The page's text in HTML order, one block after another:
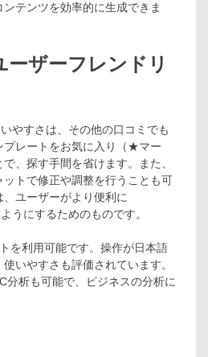
テンツを効率的に生成できま
ーザーフレンドリ
やすさは、その他の口コミでも
プレートをお気に入り（★マー
、探す手間を省けます。また、
トで修正や調整を行うことも可
ユーザーがより便利に
うにするためのものです。
を利用可能です。操作が日本語
いやすさも評価されています。
分析も可能で、ビジネスの分析に